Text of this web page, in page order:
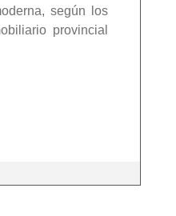
según los
provincial